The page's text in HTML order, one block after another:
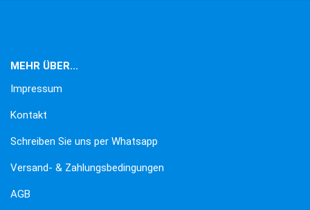
MEHR ÜBER...
Impressum
Kontakt
Schreiben Sie uns per Whatsapp
Versand- & Zahlungsbedingungen
AGB